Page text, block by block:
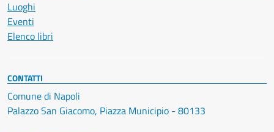
Luoghi
Eventi
Elenco libri
CONTATTI
Comune di Napoli
Palazzo San Giacomo, Piazza Municipio - 80133